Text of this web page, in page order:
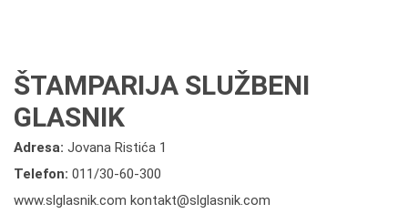
ŠTAMPARIJA SLUŽBENI
GLASNIK
Adresa: Jovana Ristića 1
Telefon: 011/30-60-300
www.slglasnik.com kontakt@slglasnik.com